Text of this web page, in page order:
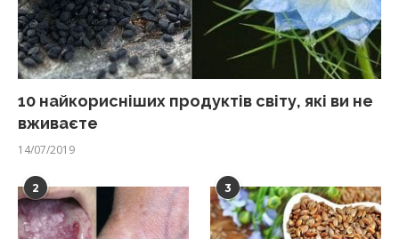
10 найкорисніших продуктів світу, які ви не
вживаєте
14/07/2019
2 3